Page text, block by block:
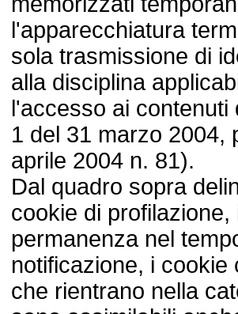
l'apparecchiatura
sola trasmissione di
alla disciplina
l'accesso ai
1 del 31 marzo 2004,
aprile 2004 n. 81).
Dal quadro sopra
cookie di
permanenza nel
notificazione, i
che rientrano nella